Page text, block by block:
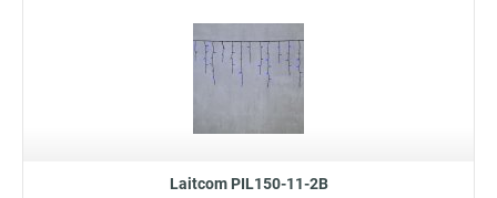
Laitcom PIL150-11-2B